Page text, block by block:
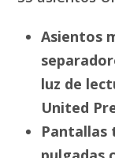
Asientos
luz de
United
Pantallas